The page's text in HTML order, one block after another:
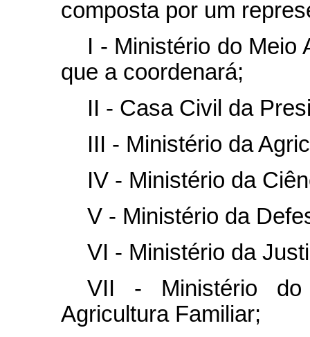
composta por um
I - Ministério do Meio
que a coordenará;
II - Casa Civil da
III - Ministério da
IV - Ministério da
V - Ministério da
VI - Ministério da
VII - Ministério do
Agricultura Familiar;